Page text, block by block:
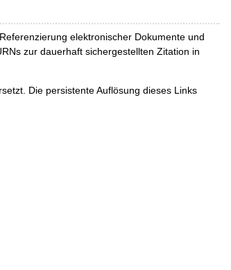
elektronischer Dokumente und
zur dauerhaft sichergestellten Zitation in
Die persistente Auflösung dieses Links